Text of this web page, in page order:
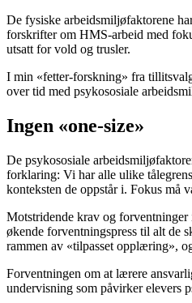
De fysiske arbeidsmiljøfaktorene
forskrifter om HMS-arbeid med
utsatt for vold og trusler.
I min «fetter-forskning» fra
over tid med psykososiale
Ingen «one-size»
De psykososiale
forklaring: Vi har alle ulike
konteksten de oppstår i. Fokus må
Motstridende krav og
økende forventningspress til alt de
rammen av «tilpasset opplæring»,
Forventningen om at lærere
undervisning som påvirker elevers